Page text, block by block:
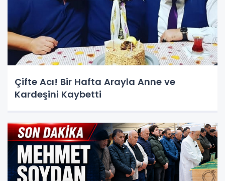
Çifte Acı! Bir Hafta Arayla Anne ve
Kardeşini Kaybetti